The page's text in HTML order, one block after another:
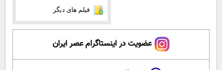
فیلم های دیگر
عضویت در اینستاگرام عصر ایران